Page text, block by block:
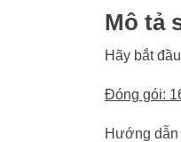
Mô tả
Hãy bắt
Đóng gói:
Hướng dẫn